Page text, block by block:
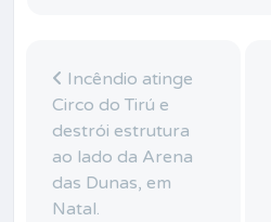
Incêndio atinge
Circo do Tirú e
destrói estrutura
ao lado da Arena
das Dunas, em
Natal.